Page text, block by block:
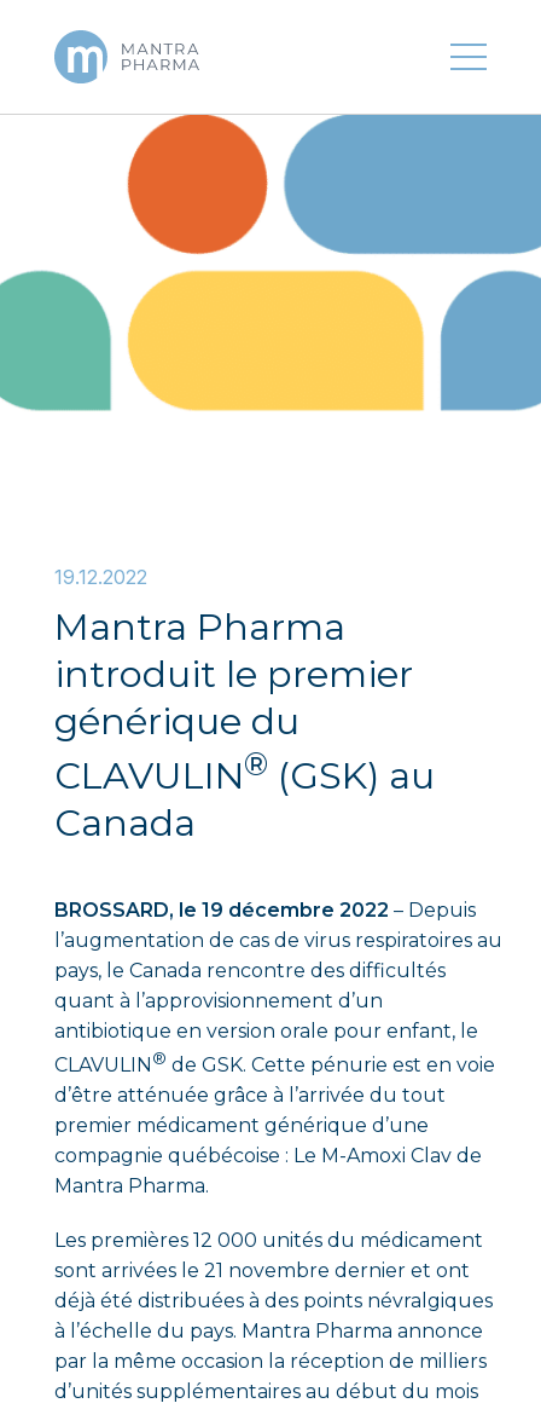
19.12.2022
Mantra Pharma
introduit le premier
générique du
CLAVULIN® (GSK) au
Canada
BROSSARD, le 19 décembre 2022 – Depuis
l’augmentation de cas de virus respiratoires au
pays, le Canada rencontre des difficultés
quant à l’approvisionnement d’un
antibiotique en version orale pour enfant, le
CLAVULIN ® de GSK. Cette pénurie est en voie
d’être atténuée grâce à l’arrivée du tout
premier médicament générique d’une
compagnie québécoise : Le M-Amoxi Clav de
Mantra Pharma.
Les premières 12 000 unités du médicament
sont arrivées le 21 novembre dernier et ont
déjà été distribuées à des points névralgiques
à l’échelle du pays. Mantra Pharma annonce
par la même occasion la réception de milliers
d’unités supplémentaires au début du mois